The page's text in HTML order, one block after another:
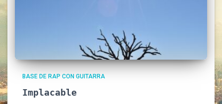
BASE DE RAP CON GUITARRA
Implacable